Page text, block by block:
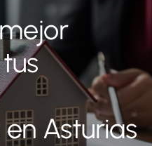
Asturias